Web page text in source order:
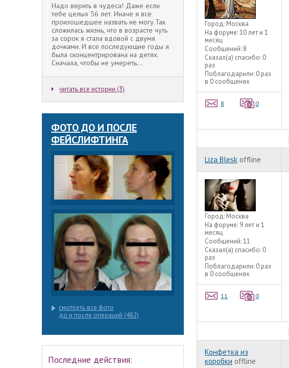
Надо верить в чудеса! Даже если
тебе целых 56 лет. Иначе я все
произошедшее назвать не могу.Так
сложилась жизнь, что в возрасте чуть
за сорок я стала вдовой с двумя
дочками. И все последующие годы я
была сконцентрирована на детях.
Сначала, чтобы не умереть...
читать все истории (3)
ФОТО ДО И ПОСЛЕ
ФЕЙСЛИФТИНГА
смотреть все фото
до и после операций (482)
Последние действия:
Город: Москва
На форуме:10 лет и 1
месяц
Сообщений: 8
Сказал(а) спасибо: 0
раз
Поблагодарили: 0 раз
в 0 сообщенях
8 0
Liza Blesk offline
Город: Москва
На форуме: 9 лет и 1
месяц
Сообщений:11
Сказал(а) спасибо: 0
раз
Поблагодарили: 0 раз
в 0 сообщенях
11 0
Конфетка из
коробки offline